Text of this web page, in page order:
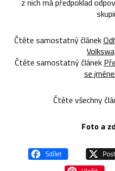
z nich má předpoklad
Čtěte samostatný článek
Čtěte samostatný článek
se
Čtěte všechny
Foto a